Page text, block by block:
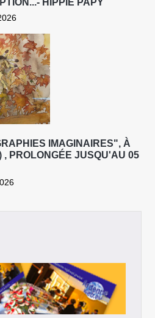
HIPPIE PAPY
IMAGINAIRES", À
PROLONGÉE JUSQU'AU 05